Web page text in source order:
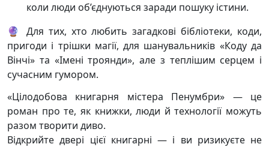
коли люди об’єднуються заради пошуку істини.
🔮 Для тих, хто любить загадкові бібліотеки, коди,
пригоди і трішки магії, для шанувальників «Коду да
Вінчі» та «Імені троянди», але з теплішим серцем і
сучасним гумором.
«Цілодобова книгарня містера Пенумбри» — це
роман про те, як книжки, люди й технології можуть
разом творити диво.
Відкрийте двері цієї книгарні — і ви ризикуєте не